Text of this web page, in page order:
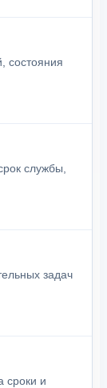
состояния
службы,
задач
сроки и